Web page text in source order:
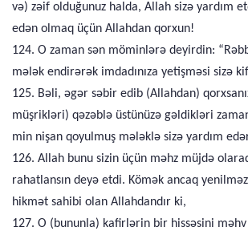
və) zəif olduğunuz halda, Allah sizə yardım
edən olmaq üçün Allahdan qorxun!
124. O zaman sən möminlərə deyirdin:
mələk endirərək imdadınıza yetişməsi sizə
125. Bəli, əgər səbir edib (Allahdan)
müşrikləri) qəzəblə üstünüzə gəldikləri
min nişan qoyulmuş mələklə sizə yardım
126. Allah bunu sizin üçün məhz müjdə
rahatlansın deyə etdi. Kömək ancaq
hikmət sahibi olan Allahdandır ki,
127. O (bununla) kafirlərin bir hissəsini